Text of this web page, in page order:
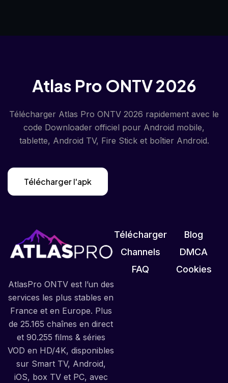
Atlas Pro ONTV 2026
Télécharger Atlas Pro ONTV 2026 rapidement avec le
code Downloader officiel pour Android mobile,
tablette, Android TV, Fire Stick et boîtier Android.
Télécharger l'apk
AtlasPro ONTV est l’un des
services les plus stables en
France et en Europe. Plus
de 25.165 chaînes en direct
et 90.255 films & séries
VOD en HD/4K, disponibles
sur Smart TV, Android,
iOS, box TV et PC, avec
Télécharger
Channels
FAQ
Blog
DMCA
Cookies